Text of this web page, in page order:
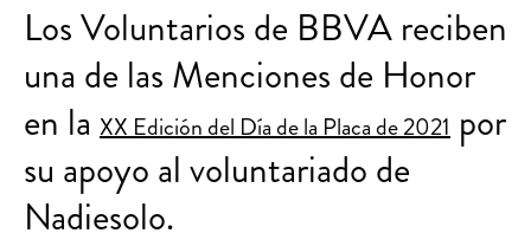
Los Voluntarios de BBVA reciben
una de las Menciones de Honor
en la XX Edición del Día de la Placa de 2021 por
su apoyo al voluntariado de
Nadiesolo.